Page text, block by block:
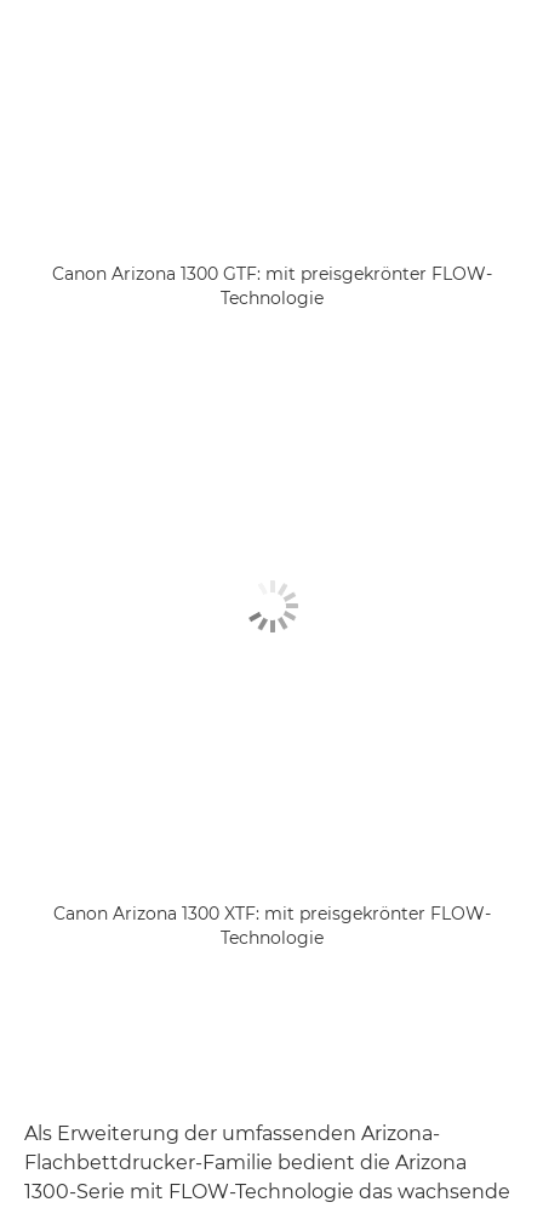
Canon Arizona 1300 GTF: mit preisgekrönter FLOW-
Technologie
Canon Arizona 1300 XTF: mit preisgekrönter FLOW-
Technologie
Als Erweiterung der umfassenden Arizona-
Flachbettdrucker-Familie bedient die Arizona
1300-Serie mit FLOW-Technologie das wachsende